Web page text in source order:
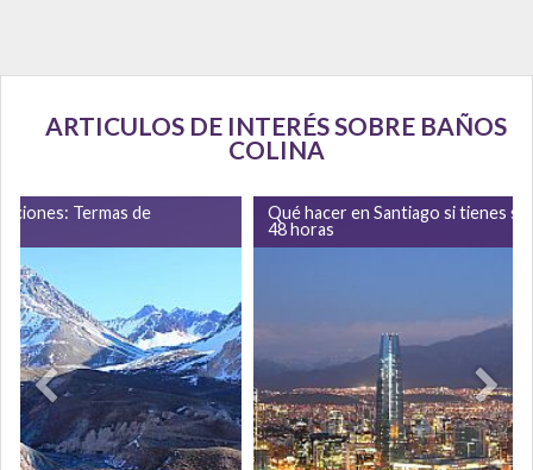
ARTICULOS DE INTERÉS SOBRE BAÑOS
COLINA
Termas de
Qué hacer en Santiago si tienes
48 horas